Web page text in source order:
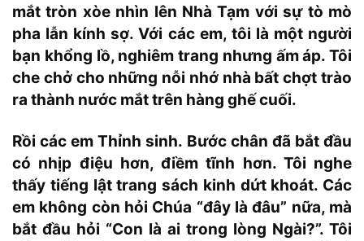
mắt tròn xòe nhìn lên Nhà Tạm với sự tò mò
pha lẫn kính sợ. Với các em, tôi là một người
bạn khổng lồ, nghiêm trang nhưng ấm áp. Tôi
che chở cho những nỗi nhớ nhà bất chợt trào
ra thành nước mắt trên hàng ghế cuối.
Rồi các em Thỉnh sinh. Bước chân đã bắt đầu
có nhịp điệu hơn, điềm tĩnh hơn. Tôi nghe
thấy tiếng lật trang sách kinh dứt khoát. Các
em không còn hỏi Chúa “đây là đâu” nữa, mà
bắt đầu hỏi “Con là ai trong lòng Ngài?”. Tôi